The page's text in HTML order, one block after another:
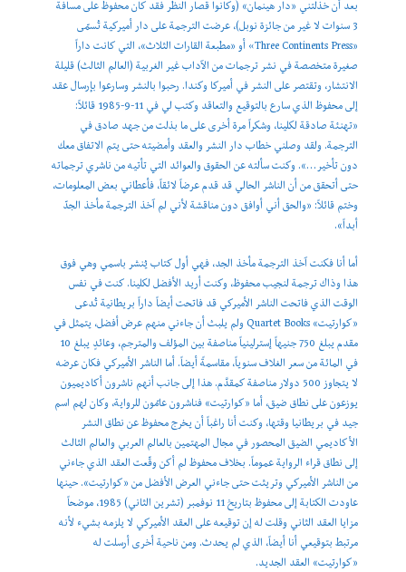
بعد أن خذلتني «دار هينمان» (وكانوا قصار النظر فقد كان محفوظ على مسافة
3 سنوات لا غير من جائزة نوبل)، عرضت الترجمة على دار أميركية تُسمّى
«Three Continents Press» أو «مطبعة القارات الثلاث»، التي كانت داراً
صغيرة متخصصة في نشر ترجمات من الآداب غير الغربية (العالم الثالث) قليلة
الانتشار، وتقتصر على النشر في أميركا وكندا. رحبوا بالنشر وسارعوا بإرسال عقد
إلى محفوظ الذي سارع بالتوقيع والتعاقد وكتب لي في 11-9-1985 قائلاً:
«تهنئة صادقة لكلينا، وشكراً مرة أخرى على ما بذلت من جهد صادق في
الترجمة. ولقد وصلني خطاب دار النشر والعقد وأمضيته حتى يتم الاتفاق معك
دون تأخير…». وكنت سألته عن الحقوق والعوائد التي تأتيه من ناشري ترجماته
حتى أتحقق من أن الناشر الحالي قد قدم عرضاً لائقاً، فأعطاني بعض المعلومات،
وختم قائلاً: «والحق أني أوافق دون مناقشة لأني لم آخذ الترجمة مأخذ الجدّ
أبداً».
أما أنا فكنت آخذ الترجمة مأخذ الجد، فهي أول كتاب يُنشر باسمي وهي فوق
هذا وذاك ترجمة لنجيب محفوظ، وكنت أريد الأفضل لكلينا. كنت في نفس
الوقت الذي فاتحت الناشر الأميركي قد فاتحت أيضاً داراً بريطانية تُدعى
«كوارتيت» Quartet Books ولم يلبث أن جاءني منهم عرض أفضل، يتمثل في
مقدم يبلغ 750 جنيهاً إسترلينياً مناصفة بين المؤلف والمترجم، وعائدٍ يبلغ 10
في المائة من سعر الغلاف سنوياً، مقاسمةً أيضاً. أما الناشر الأميركي فكان عرضه
لا يتجاوز 500 دولار مناصفة كمقدَّم. هذا إلى جانب أنهم ناشرون أكاديميون
يوزعون على نطاق ضيق، أما «كوارتيت» فناشرون عامّون للرواية، وكان لهم اسم
جيد في بريطانيا وقتها، وكنت أنا راغباً أن يخرج محفوظ عن نطاق النشر
الأكاديمي الضيق المحصور في مجال المهتمين بالعالم العربي والعالم الثالث
إلى نطاق قراء الرواية عموماً. بخلاف محفوظ لم أكن وقّعت العقد الذي جاءني
من الناشر الأميركي وتريثت حتى جاءني العرض الأفضل من «كوارتيت». حينها
عاودت الكتابة إلى محفوظ بتاريخ 11 نوفمبر (تشرين الثاني) 1985، موضحاً
مزايا العقد الثاني وقلت له إن توقيعه على العقد الأميركي لا يلزمه بشيء لأنه
مرتبط بتوقيعي أنا أيضاً، الذي لم يحدث. ومن ناحية أخرى أرسلت له
«كوارتيت» العقد الجديد.